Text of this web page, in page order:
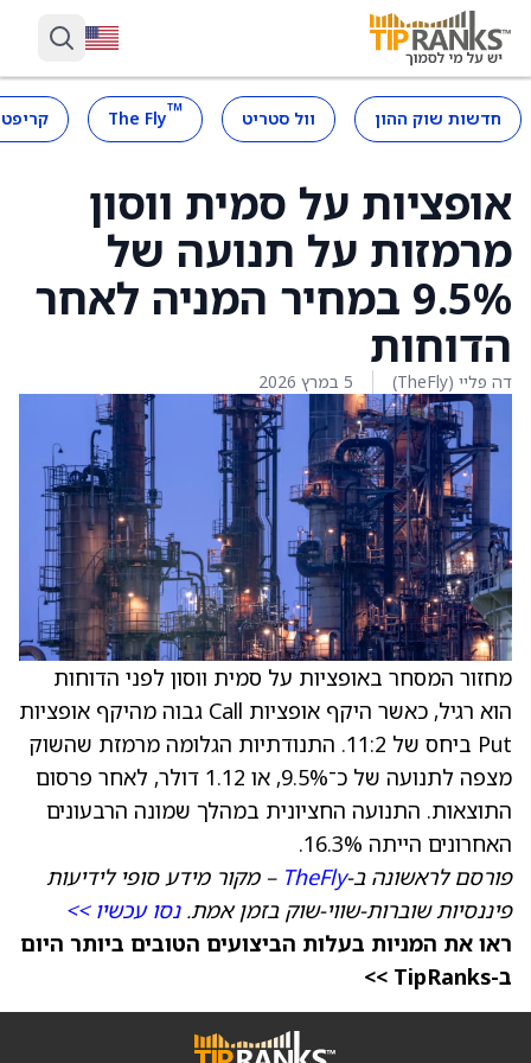
חדשות שוק ההון וול סטריט ™
The Fly
אופציות על סמית ווסון
מרמזות על תנועה של
9.5% במחיר המניה לאחר
הדוחות
דה פליי (TheFly) 5 במרץ 2026
מחזור המסחר באופציות על סמית ווסון לפני הדוחות
הוא רגיל, כאשר היקף אופציות Call גבוה מהיקף אופציות
Put ביחס של 11:2. התנודתיות הגלומה מרמזת שהשוק
מצפה לתנועה של כ־9.5%, או 1.12 דולר, לאחר פרסום
התוצאות. התנועה החציונית במהלך שמונה הרבעונים
האחרונים הייתה 16.3%.
פורסם לראשונה ב-TheFly – מקור מידע סופי לידיעות
פיננסיות שוברות-שווי-שוק בזמן אמת.נסו עכשיו >>
ראו את המניות בעלות הביצועים הטובים ביותר היום
ב-TipRanks >>